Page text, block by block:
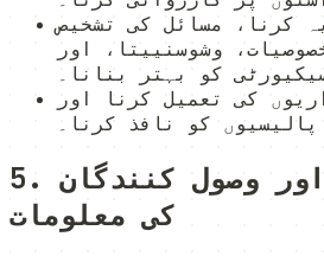
کرنا، مسائل کی تشخیص
وشوسنییتا، اور
کو بہتر بنانا۔
کی تعمیل کرنا اور
کو نافذ کرنا۔
5. کسٹمر ڈیٹا اور وصول کنندگان
کی معلومات